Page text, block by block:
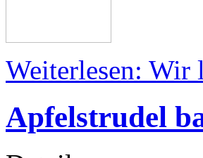
Weiterlesen: Wir
Apfelstrudel